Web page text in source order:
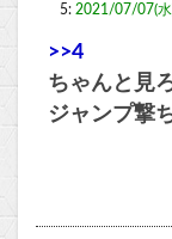
5: 2021/07/07(
>>4
ちゃんと見
ジャンプ撃